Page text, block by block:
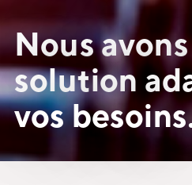
Nous
solution
vos